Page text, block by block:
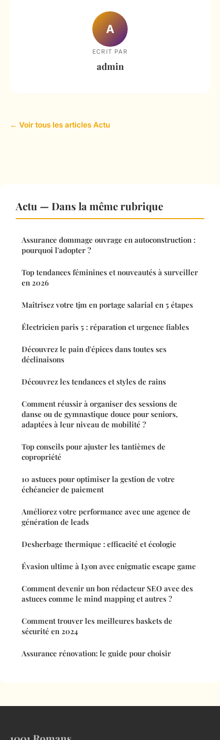
A
ECRIT PAR
admin
← Voir tous les articles Actu
Actu — Dans la même rubrique
Assurance dommage ouvrage en autoconstruction :
pourquoi l'adopter ?
Top tendances féminines et nouveautés à surveiller
en 2026
Maîtrisez votre tjm en portage salarial en 5 étapes
Électricien paris 5 : réparation et urgence fiables
Découvrez le pain d'épices dans toutes ses
déclinaisons
Découvrez les tendances et styles de rains
Comment réussir à organiser des sessions de
danse ou de gymnastique douce pour seniors,
adaptées à leur niveau de mobilité ?
Top conseils pour ajuster les tantièmes de
copropriété
10 astuces pour optimiser la gestion de votre
échéancier de paiement
Améliorez votre performance avec une agence de
génération de leads
Desherbage thermique : efficacité et écologie
Évasion ultime à Lyon avec enigmatic escape game
Comment devenir un bon rédacteur SEO avec des
astuces comme le mind mapping et autres ?
Comment trouver les meilleures baskets de
sécurité en 2024
Assurance rénovation: le guide pour choisir